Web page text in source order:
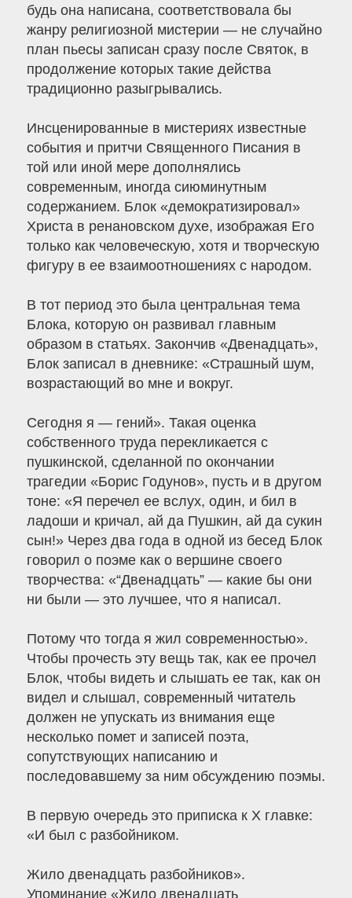
будь она написана, соответствовала бы
жанру религиозной мистерии — не случайно
план пьесы записан сразу после Святок, в
продолжение которых такие действа
традиционно разыгрывались.
Инсценированные в мистериях известные
события и притчи Священного Писания в
той или иной мере дополнялись
современным, иногда сиюминутным
содержанием. Блок «демократизировал»
Христа в ренановском духе, изображая Его
только как человеческую, хотя и творческую
фигуру в ее взаимоотношениях с народом.
В тот период это была центральная тема
Блока, которую он развивал главным
образом в статьях. Закончив «Двенадцать»,
Блок записал в дневнике: «Страшный шум,
возрастающий во мне и вокруг.
Сегодня я — гений». Такая оценка
собственного труда перекликается с
пушкинской, сделанной по окончании
трагедии «Борис Годунов», пусть и в другом
тоне: «Я перечел ее вслух, один, и бил в
ладоши и кричал, ай да Пушкин, ай да сукин
сын!» Через два года в одной из бесед Блок
говорил о поэме как о вершине своего
творчества: «“Двенадцать” — какие бы они
ни были — это лучшее, что я написал.
Потому что тогда я жил современностью».
Чтобы прочесть эту вещь так, как ее прочел
Блок, чтобы видеть и слышать ее так, как он
видел и слышал, современный читатель
должен не упускать из внимания еще
несколько помет и записей поэта,
сопутствующих написанию и
последовавшему за ним обсуждению поэмы.
В первую очередь это приписка к Х главке:
«И был с разбойником.
Жило двенадцать разбойников».
Упоминание «Жило двенадцать